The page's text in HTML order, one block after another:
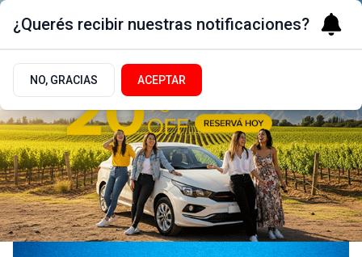
¿Querés recibir nuestras notificaciones?
NO, GRACIAS ACEPTAR